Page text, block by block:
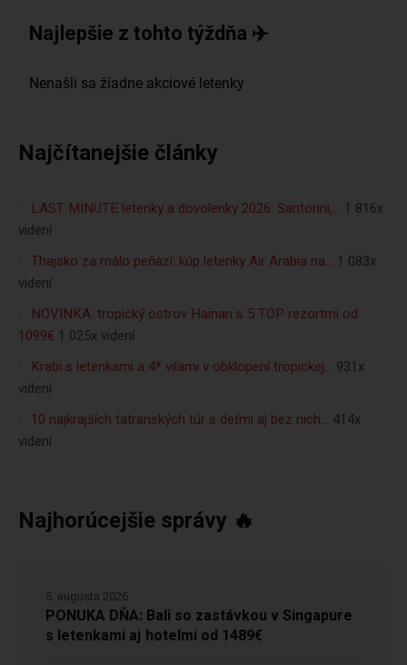
Najlepšie z tohto týždňa ✈️
Najčítanejšie články
LAST MINUTE letenky a dovolenky 2026: Santorini,… 1 816x
videní
Thajsko za málo peňazí: kúp letenky Air Arabia na… 1 083x
videní
NOVINKA: tropický ostrov Hainan s 5 TOP rezortmi od
1099€ 1 025x videní
Krabi s letenkami a 4* vilami v obklopení tropickej… 931x
videní
10 najkrajších tatranských túr s deťmi aj bez nich… 414x
videní
Najhorúcejšie správy 🔥
PONUKA DŇA: Bali so zastávkou v Singapure
s letenkami aj hotelmi od 1489€
5. augusta 2026